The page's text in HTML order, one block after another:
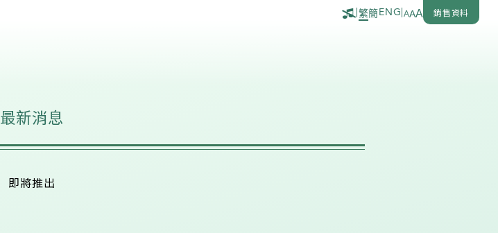
繁簡ENG AAA 銷售資料
最新消息
即將推出